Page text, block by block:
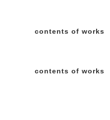
contents of works
contents of works